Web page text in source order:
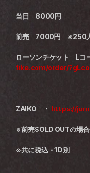
当日　8000円
前売　7000円　※250
ローソンチケット　Lコ
tike.com/order/
ZAIKO　・ https://
※前売SOLD OUTの場
※共に税込・1D別